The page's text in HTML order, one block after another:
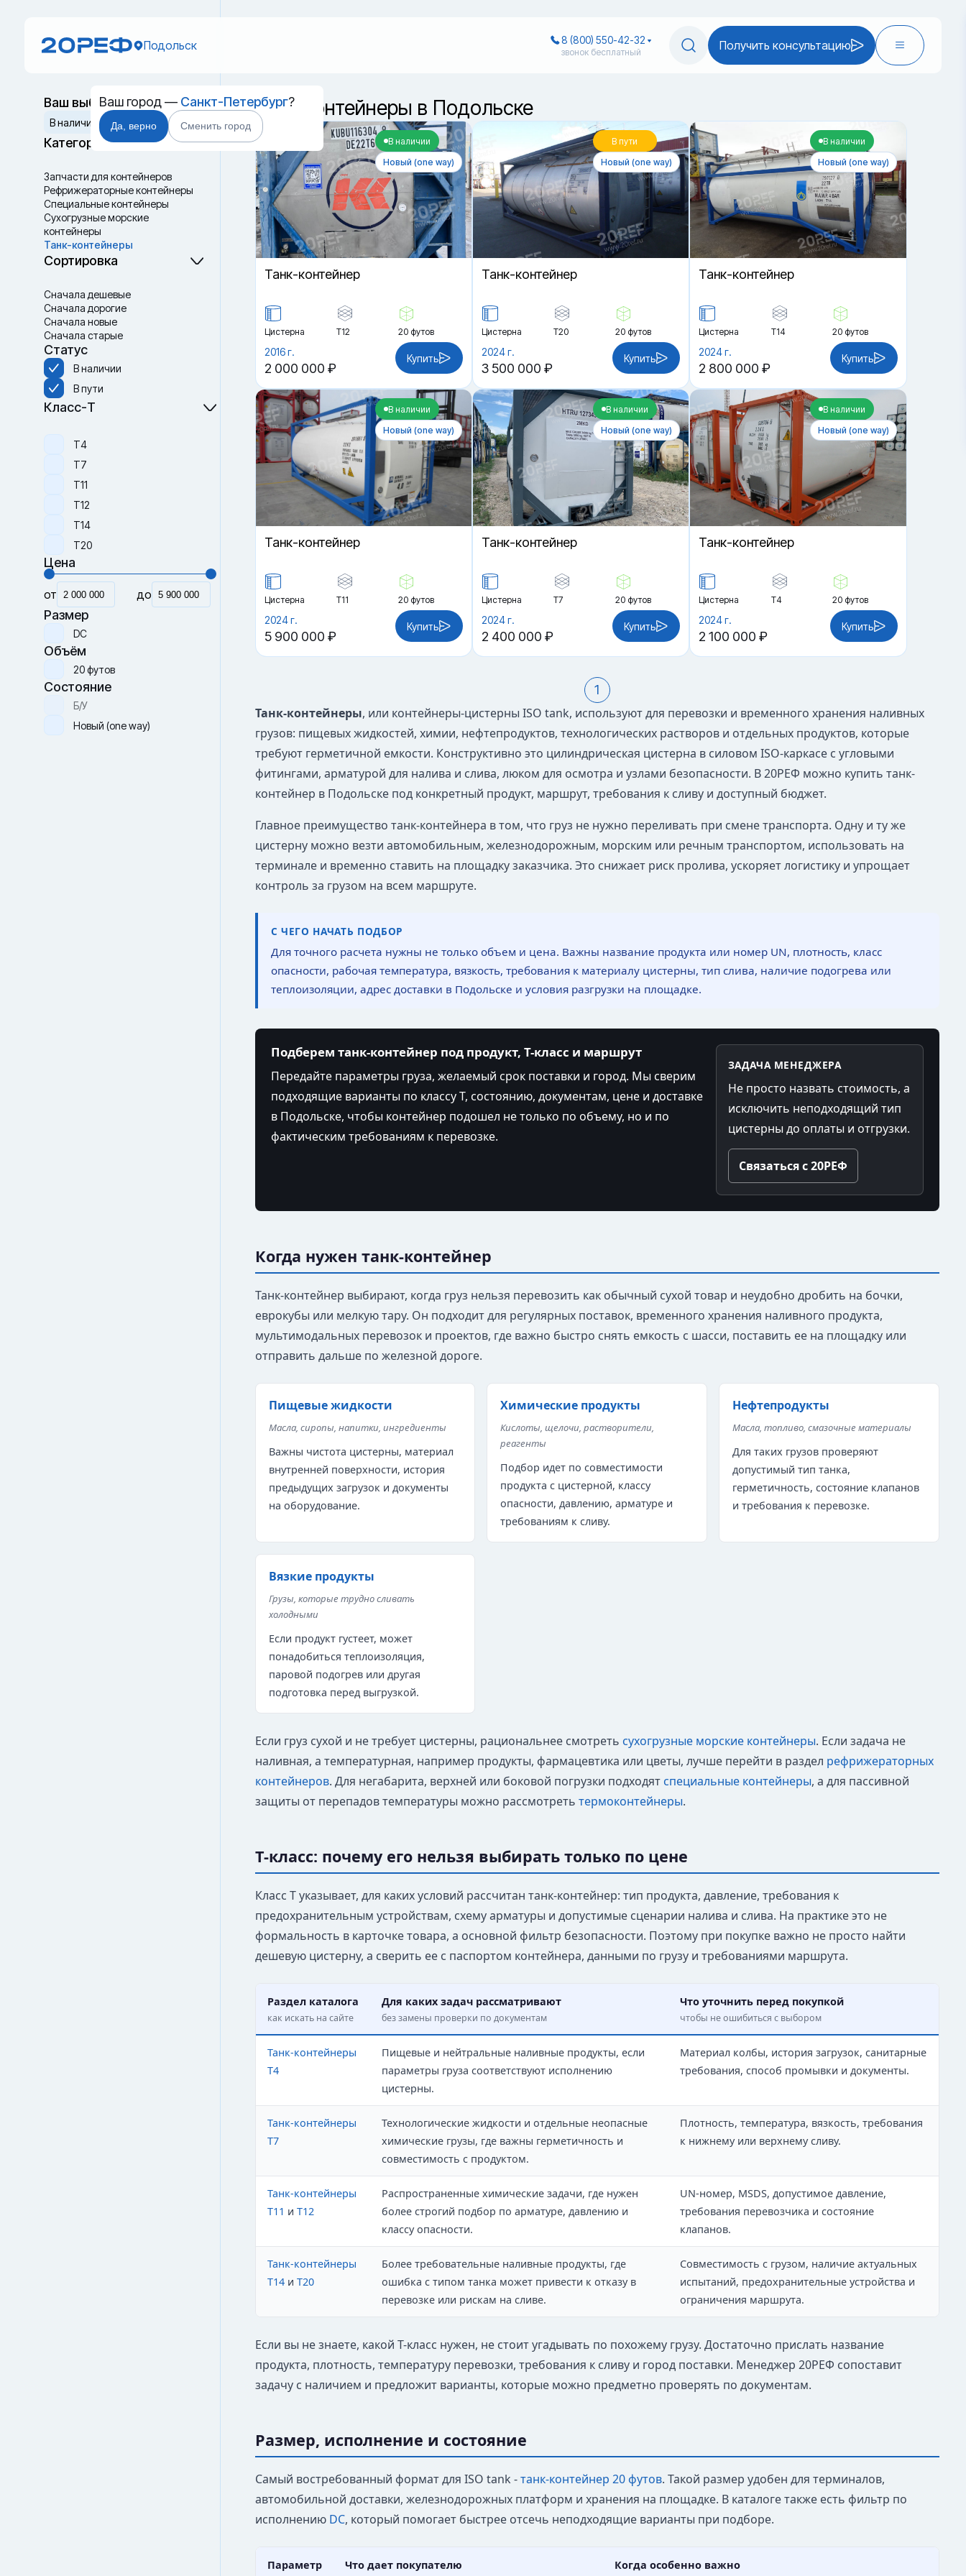
Подольск
Ваш город — Санкт-Петербург?
Да, верно Сменить город
8 (800) 550-42-32
звонок бесплатный Получить консультацию
Ваш выбор
Сбросить
В наличии
В пути
Категории
Запчасти для контейнеров
Рефрижераторные контейнеры
Специальные контейнеры
Cухогрузные морские
контейнеры
Танк-контейнеры
Термоконтейнеры
Сортировка
Сначала дешевые
Сначала дорогие
Сначала новые
Сначала старые
Статус
В наличии
В пути
Класс-Т
Т4
Т7
Т11
Т12
Т14
Т20
Цена
от до
Размер
DC
Объём
20 футов
Состояние
Б/У
Новый (one way)
Танк-контейнеры в Подольске
В наличии
Новый (one way)
Танк-контейнер
Цистерна Т12 20 футов
2016 г.
2 000 000 ₽
Купить
В пути
Новый (one way)
Танк-контейнер
Цистерна Т20 20 футов
2024 г.
3 500 000 ₽
Купить
В наличии
Новый (one way)
Танк-контейнер
Цистерна Т14 20 футов
2024 г.
2 800 000 ₽
Купить
В наличии
Новый (one way)
Танк-контейнер
Цистерна Т11 20 футов
2024 г.
5 900 000 ₽
Купить
В наличии
Новый (one way)
Танк-контейнер
Цистерна Т7 20 футов
2024 г.
2 400 000 ₽
Купить
В наличии
Новый (one way)
Танк-контейнер
Цистерна Т4 20 футов
2024 г.
2 100 000 ₽
Купить
1
Танк-контейнеры, или контейнеры-цистерны ISO tank, используют для перевозки и временного хранения наливных
грузов: пищевых жидкостей, химии, нефтепродуктов, технологических растворов и отдельных продуктов, которые
требуют герметичной емкости. Конструктивно это цилиндрическая цистерна в силовом ISO-каркасе с угловыми
фитингами, арматурой для налива и слива, люком для осмотра и узлами безопасности. В 20РЕФ можно купить танк-
контейнер в Подольске под конкретный продукт, маршрут, требования к сливу и доступный бюджет.
Главное преимущество танк-контейнера в том, что груз не нужно переливать при смене транспорта. Одну и ту же
цистерну можно везти автомобильным, железнодорожным, морским или речным транспортом, использовать на
терминале и временно ставить на площадку заказчика. Это снижает риск пролива, ускоряет логистику и упрощает
контроль за грузом на всем маршруте.
С ЧЕГО НАЧАТЬ ПОДБОР
Для точного расчета нужны не только объем и цена. Важны название продукта или номер UN, плотность, класс
опасности, рабочая температура, вязкость, требования к материалу цистерны, тип слива, наличие подогрева или
теплоизоляции, адрес доставки в Подольске и условия разгрузки на площадке.
Подберем танк-контейнер под продукт, T-класс и маршрут
Передайте параметры груза, желаемый срок поставки и город. Мы сверим
подходящие варианты по классу T, состоянию, документам, цене и доставке
в Подольске, чтобы контейнер подошел не только по объему, но и по
фактическим требованиям к перевозке.
ЗАДАЧА МЕНЕДЖЕРА
Не просто назвать стоимость, а
исключить неподходящий тип
цистерны до оплаты и отгрузки.
Связаться с 20РЕФ
Когда нужен танк-контейнер
Танк-контейнер выбирают, когда груз нельзя перевозить как обычный сухой товар и неудобно дробить на бочки,
еврокубы или мелкую тару. Он подходит для регулярных поставок, временного хранения наливного продукта,
мультимодальных перевозок и проектов, где важно быстро снять емкость с шасси, поставить ее на площадку или
отправить дальше по железной дороге.
Пищевые жидкости
Масла, сиропы, напитки, ингредиенты
Важны чистота цистерны, материал
внутренней поверхности, история
предыдущих загрузок и документы
на оборудование.
Химические продукты
Кислоты, щелочи, растворители,
реагенты
Подбор идет по совместимости
продукта с цистерной, классу
опасности, давлению, арматуре и
требованиям к сливу.
Нефтепродукты
Масла, топливо, смазочные материалы
Для таких грузов проверяют
допустимый тип танка,
герметичность, состояние клапанов
и требования к перевозке.
Вязкие продукты
Грузы, которые трудно сливать
холодными
Если продукт густеет, может
понадобиться теплоизоляция,
паровой подогрев или другая
подготовка перед выгрузкой.
Если груз сухой и не требует цистерны, рациональнее смотреть сухогрузные морские контейнеры. Если задача не
наливная, а температурная, например продукты, фармацевтика или цветы, лучше перейти в раздел рефрижераторных
контейнеров. Для негабарита, верхней или боковой погрузки подходят специальные контейнеры, а для пассивной
защиты от перепадов температуры можно рассмотреть термоконтейнеры.
T-класс: почему его нельзя выбирать только по цене
Класс T указывает, для каких условий рассчитан танк-контейнер: тип продукта, давление, требования к
предохранительным устройствам, схему арматуры и допустимые сценарии налива и слива. На практике это не
формальность в карточке товара, а основной фильтр безопасности. Поэтому при покупке важно не просто найти
дешевую цистерну, а сверить ее с паспортом контейнера, данными по грузу и требованиями маршрута.
Раздел каталога
как искать на сайте
Для каких задач рассматривают
без замены проверки по документам
Что уточнить перед покупкой
чтобы не ошибиться с выбором
Танк-контейнеры
T4
Пищевые и нейтральные наливные продукты, если
параметры груза соответствуют исполнению
цистерны.
Материал колбы, история загрузок, санитарные
требования, способ промывки и документы.
Танк-контейнеры
T7
Технологические жидкости и отдельные неопасные
химические грузы, где важны герметичность и
совместимость с продуктом.
Плотность, температура, вязкость, требования
к нижнему или верхнему сливу.
Танк-контейнеры
T11 и T12
Распространенные химические задачи, где нужен
более строгий подбор по арматуре, давлению и
классу опасности.
UN-номер, MSDS, допустимое давление,
требования перевозчика и состояние
клапанов.
Танк-контейнеры
T14и T20
Более требовательные наливные продукты, где
ошибка с типом танка может привести к отказу в
перевозке или рискам на сливе.
Совместимость с грузом, наличие актуальных
испытаний, предохранительные устройства и
ограничения маршрута.
Если вы не знаете, какой T-класс нужен, не стоит угадывать по похожему грузу. Достаточно прислать название
продукта, плотность, температуру перевозки, требования к сливу и город поставки. Менеджер 20РЕФ сопоставит
задачу с наличием и предложит варианты, которые можно предметно проверять по документам.
Размер, исполнение и состояние
Самый востребованный формат для ISO tank -танк-контейнер 20 футов. Такой размер удобен для терминалов,
автомобильной доставки, железнодорожных платформ и хранения на площадке. В каталоге также есть фильтр по
исполнению DC, который помогает быстрее отсечь неподходящие варианты при подборе.
Параметр Что дает покупателю Когда особенно важно